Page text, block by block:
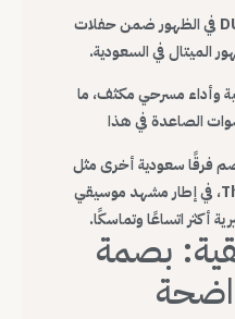
مع تطور تجربتها، بدأت فرقة DUNE في الظهور ضمن حفلات
الميتال في السعودية.
وأداء مسرحي مكثف، ما
الصاعدة في هذا
فرقًا سعودية أخرى مثل
Black Acid وThe Retaliators، في إطار مشهد موسيقي
أكثر اتساعًا وتماسكًا.
بصمة